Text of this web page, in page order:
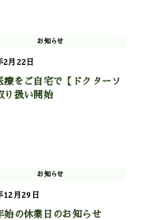
お知らせ
2月22日
療をご自宅で【ドクターソ
り扱い開始
お知らせ
12月29日
始の休業日のお知らせ